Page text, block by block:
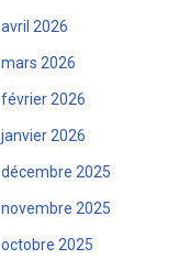
avril 2026
mars 2026
février 2026
janvier 2026
décembre 2025
novembre 2025
octobre 2025